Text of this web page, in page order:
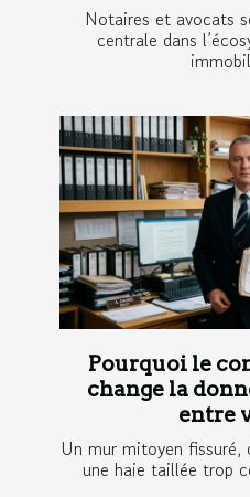
Notaires et avocats
centrale dans
Pourquoi le
change la
entre
Un mur mitoyen fissuré,
une haie taillée trop